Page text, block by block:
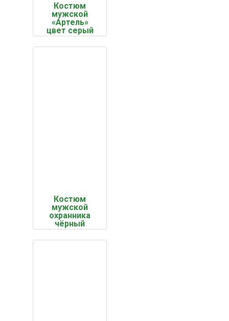
Костюм
мужской
«Артель»
цвет серый
Костюм
мужской
охранника
чёрный